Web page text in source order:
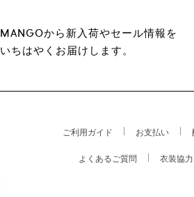
MANGOから新入荷やセール情報を
いちはやくお届けします。
ご利用ガイド お支払い
よくあるご質問 衣装協